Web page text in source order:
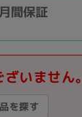
間保証
いません。
を探す
デスクPC